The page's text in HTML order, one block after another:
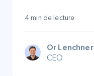
4 min de lecture
Or Lenchner
CEO